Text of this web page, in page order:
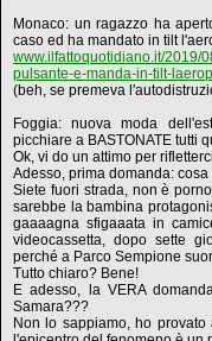
Monaco: un ragazzo ha
caso ed ha mandato in tilt
www.ilfattoquotidiano.it/2019/
pulsante-e-manda-in-tilt-
(beh, se premeva
Foggia: nuova moda
picchiare a BASTONATE tutti
Ok, vi do un attimo per
Adesso, prima domanda:
Siete fuori strada, non è
sarebbe la bambina
gaaaagna sfigaaata in
videocassetta, dopo sette
perché a Parco Sempione
Tutto chiaro? Bene!
E adesso, la VERA
Samara???
Non lo sappiamo, ho